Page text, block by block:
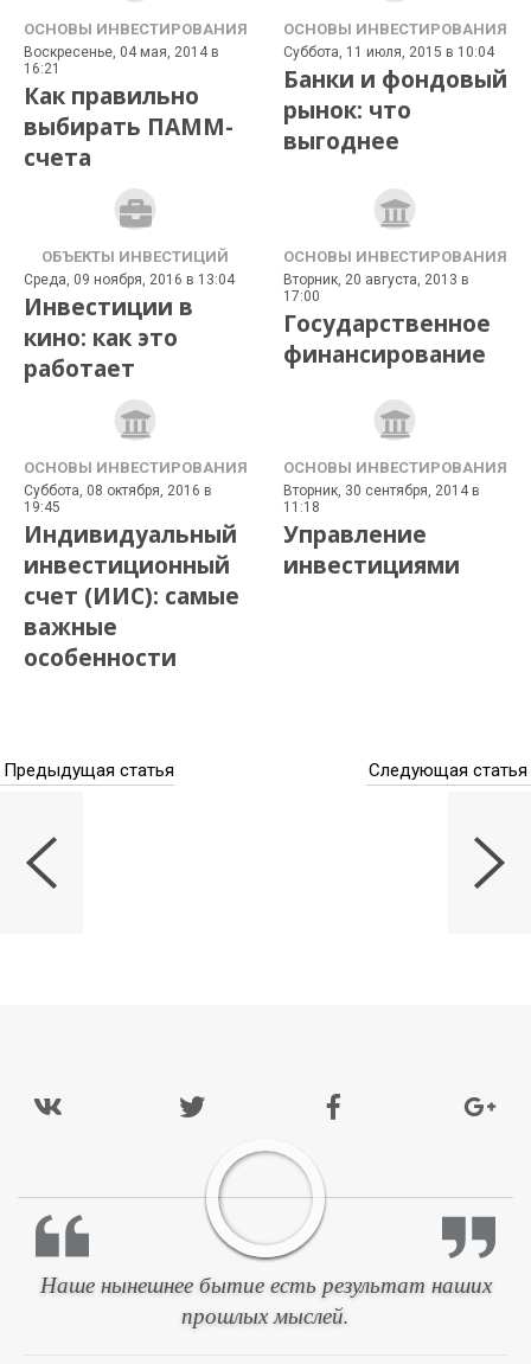
ОСНОВЫ ИНВЕСТИРОВАНИЯ
Воскресенье, 04 мая, 2014 в
16:21
Как правильно
выбирать ПАММ-
счета
ОСНОВЫ ИНВЕСТИРОВАНИЯ
Суббота, 11 июля, 2015 в 10:04
Банки и фондовый
рынок: что
выгоднее
ОБЪЕКТЫ ИНВЕСТИЦИЙ
Среда, 09 ноября, 2016 в 13:04
Инвестиции в
кино: как это
работает
ОСНОВЫ ИНВЕСТИРОВАНИЯ
Вторник, 20 августа, 2013 в
17:00
Государственное
финансирование
ОСНОВЫ ИНВЕСТИРОВАНИЯ
Суббота, 08 октября, 2016 в
19:45
Индивидуальный
инвестиционный
счет (ИИС): самые
важные
особенности
ОСНОВЫ ИНВЕСТИРОВАНИЯ
Вторник, 30 сентября, 2014 в
11:18
Управление
инвестициями
Предыдущая статья Следующая статья
Наше нынешнее бытие есть результат наших
прошлых мыслей.